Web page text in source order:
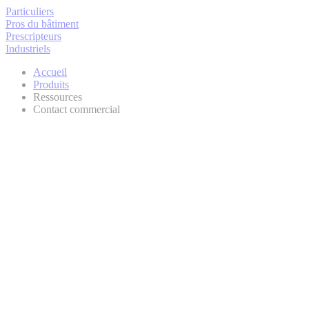
Particuliers
Pros du bâtiment
Prescripteurs
Industriels
Accueil
Produits
Ressources
Contact commercial